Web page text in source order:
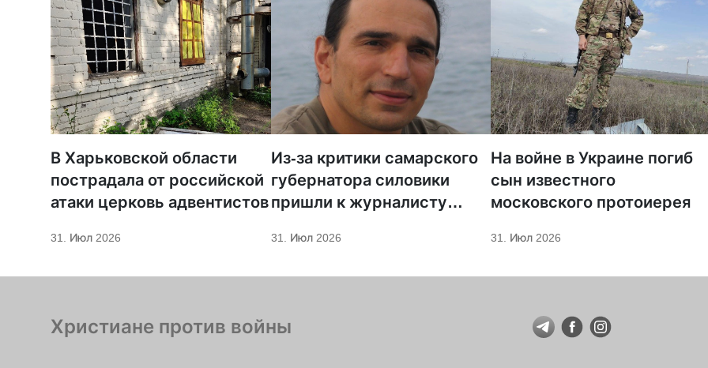
В Харьковской области
пострадала от российской
атаки церковь адвентистов
31. Июл 2026
Из-за критики самарского
губернатора силовики
пришли к журналисту
31. Июл 2026
На войне в Украине погиб
сын известного
московского протоиерея
31. Июл 2026
Христиане против войны